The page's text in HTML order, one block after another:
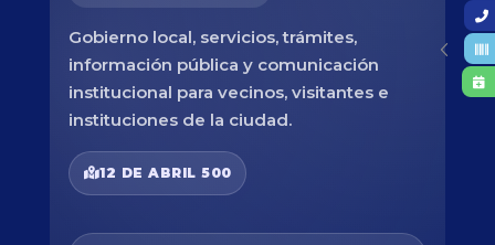
Gobierno local, servicios, trámites,
información pública y comunicación
institucional para vecinos, visitantes e
instituciones de la ciudad.
12 DE ABRIL 500